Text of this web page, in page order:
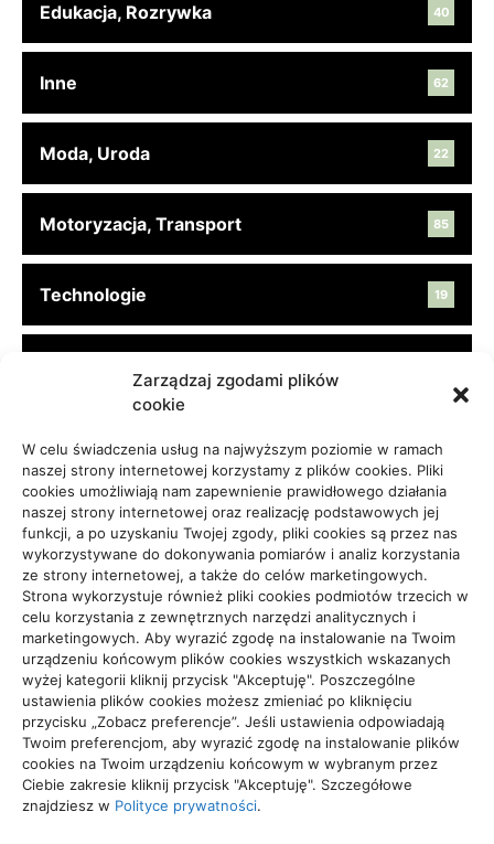
Zarządzaj zgodami plików
cookie
W celu świadczenia usług na najwyższym poziomie w ramach
naszej strony internetowej korzystamy z plików cookies. Pliki
cookies umożliwiają nam zapewnienie prawidłowego działania
naszej strony internetowej oraz realizację podstawowych jej
funkcji, a po uzyskaniu Twojej zgody, pliki cookies są przez nas
wykorzystywane do dokonywania pomiarów i analiz korzystania
ze strony internetowej, a także do celów marketingowych.
Strona wykorzystuje również pliki cookies podmiotów trzecich w
celu korzystania z zewnętrznych narzędzi analitycznych i
marketingowych. Aby wyrazić zgodę na instalowanie na Twoim
urządzeniu końcowym plików cookies wszystkich wskazanych
wyżej kategorii kliknij przycisk "Akceptuję". Poszczególne
ustawienia plików cookies możesz zmieniać po kliknięciu
przycisku „Zobacz preferencje”. Jeśli ustawienia odpowiadają
Twoim preferencjom, aby wyrazić zgodę na instalowanie plików
cookies na Twoim urządzeniu końcowym w wybranym przez
Ciebie zakresie kliknij przycisk "Akceptuję". Szczegółowe
znajdziesz w Polityce prywatności.
Edukacja, Rozrywka 40
Inne 62
Moda, Uroda 22
Motoryzacja, Transport 85
Technologie 19
Zdrowie, Medycyna 108
Projekty domów Rzeszów
wizytówki nap